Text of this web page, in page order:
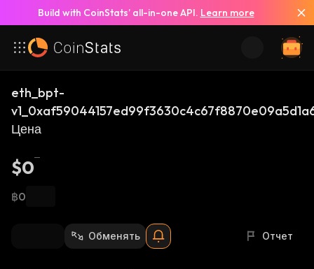
Build with CoinStats’ all-in-one API. Learn more
eth_bpt-
Цена
$0
฿0
Обменять Отчет